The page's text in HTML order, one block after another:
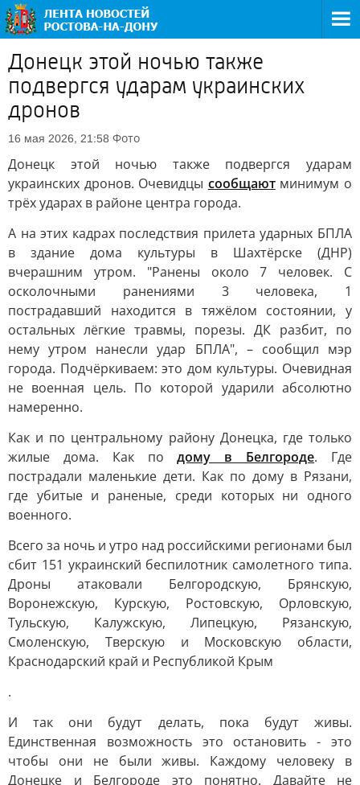
Донецк этой ночью также
подвергся ударам украинских
дронов
16 мая 2026, 21:58 Фото
Донецк этой ночью также подвергся ударам
украинских дронов. Очевидцы сообщаютминимум о
трёх ударах в районе центра города.
А на этих кадрах последствия прилета ударных БПЛА
в здание дома культуры в Шахтёрске (ДНР)
вчерашним утром. "Ранены около 7 человек. С
осколочными ранениями 3 человека, 1
пострадавший находится в тяжёлом состоянии, у
остальных лёгкие травмы, порезы. ДК разбит, по
нему утром нанесли удар БПЛА", – сообщил мэр
города. Подчёркиваем: это дом культуры. Очевидная
не военная цель. По которой ударили абсолютно
намеренно.
Как и по центральному району Донецка, где только
жилые дома. Как подому в Белгороде. Где
пострадали маленькие дети. Как по дому в Рязани,
где убитые и раненые, среди которых ни одного
военного.
Всего за ночь и утро над российскими регионами был
сбит 151 украинский беспилотник самолетного типа.
Дроны атаковали Белгородскую, Брянскую,
Воронежскую, Курскую, Ростовскую, Орловскую,
Тульскую, Калужскую, Липецкую, Рязанскую,
Смоленскую, Тверскую и Московскую области,
Краснодарский край и Республикой Крым
.
И так они будут делать, пока будут живы.
Единственная возможность это остановить - это
чтобы они не были живы. Каждому человеку в
Донецке и Белгороде это понятно. Давайте не